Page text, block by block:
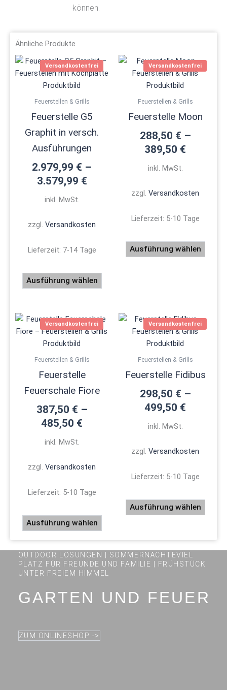
können.
Ähnliche Produkte
Versandkostenfrei
Feuerstellen & Grills
Feuerstelle G5
Graphit in versch.
Ausführungen
2.979,99 € –
3.579,99 €
inkl. MwSt.
zzgl. Versandkosten
Lieferzeit: 7-14 Tage
Ausführung wählen
Dieses
Produkt
Produktseite
Versandkostenfrei
Feuerstellen & Grills
Feuerstelle Moon
288,50 € –
389,50 €
inkl. MwSt.
zzgl. Versandkosten
Lieferzeit: 5-10 Tage
Ausführung wählen
Dieses
Versandkostenfrei
Feuerstellen & Grills
Feuerstelle
Feuerschale Fiore
387,50 € –
485,50 €
inkl. MwSt.
zzgl. Versandkosten
Lieferzeit: 5-10 Tage
Ausführung wählen
Dieses
Produkt
Produktseite
Versandkostenfrei
Feuerstellen & Grills
Feuerstelle Fidibus
298,50 € –
499,50 €
inkl. MwSt.
zzgl. Versandkosten
Lieferzeit: 5-10 Tage
Ausführung wählen
Dieses
auf.
OUTDOOR LÖSUNGEN | SOMMERNÄCHTEVIEL
PLATZ FÜR FREUNDE UND FAMILIE | FRÜHSTÜCK
UNTER FREIEM HIMMEL
GARTEN UND FEUER
ZUM ONLINESHOP ->